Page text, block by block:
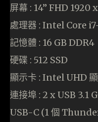
屏幕 : 14” FHD 1920
處理器 : Intel Core
記憶體 : 16 GB DDR4
硬碟 : 512 SSD
顯示卡 : Intel UHD
連接埠 : 2 x USB 3.1
USB-C (1 個